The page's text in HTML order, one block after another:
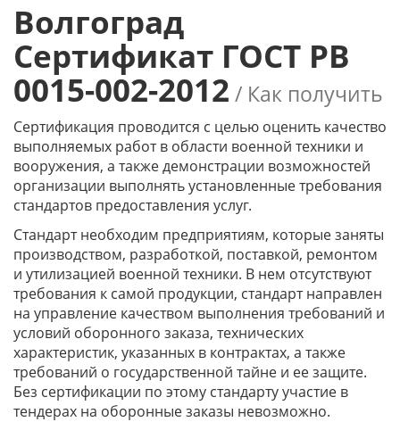
Волгоград
Сертификат ГОСТ РВ
0015-002-2012 / Как получить
Сертификация проводится с целью оценить качество
выполняемых работ в области военной техники и
вооружения, а также демонстрации возможностей
организации выполнять установленные требования
стандартов предоставления услуг.
Стандарт необходим предприятиям, которые заняты
производством, разработкой, поставкой, ремонтом
и утилизацией военной техники. В нем отсутствуют
требования к самой продукции, стандарт направлен
на управление качеством выполнения требований и
условий оборонного заказа, технических
характеристик, указанных в контрактах, а также
требований о государственной тайне и ее защите.
Без сертификации по этому стандарту участие в
тендерах на оборонные заказы невозможно.